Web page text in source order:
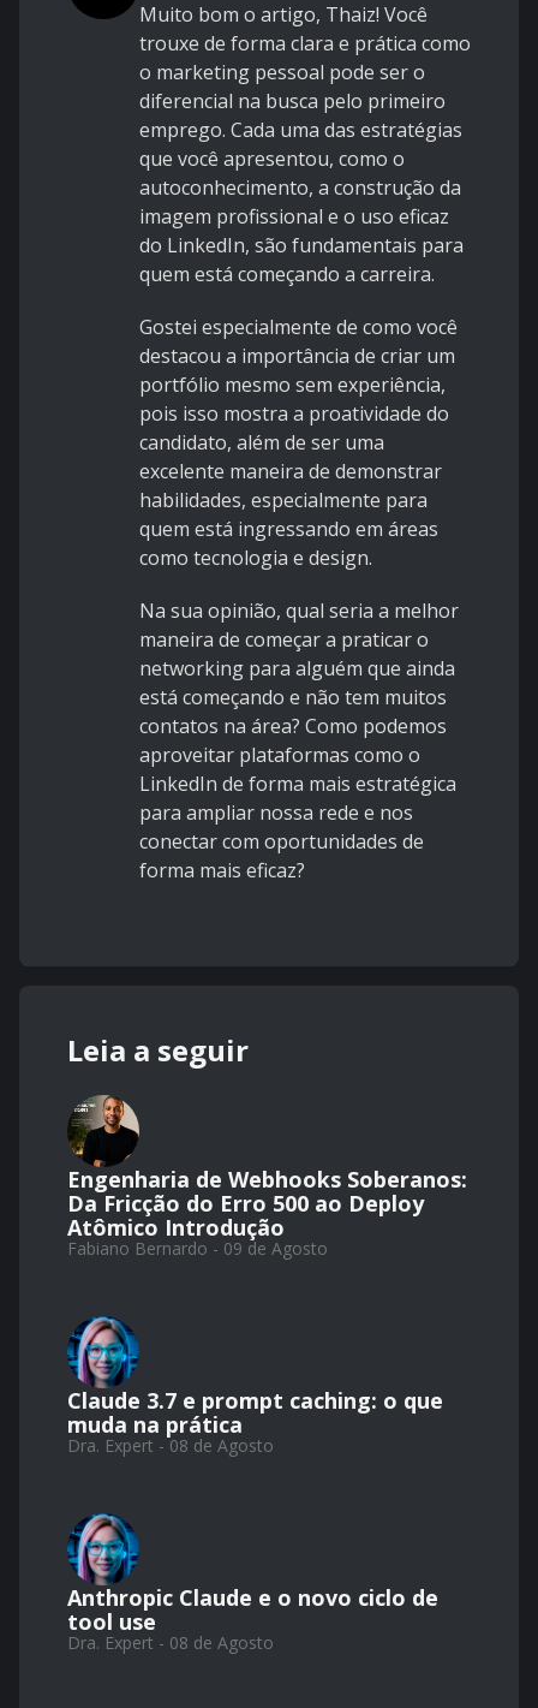
Muito bom o artigo, Thaiz! Você
trouxe de forma clara e prática como
o marketing pessoal pode ser o
diferencial na busca pelo primeiro
emprego. Cada uma das estratégias
que você apresentou, como o
autoconhecimento, a construção da
imagem profissional e o uso eficaz
do LinkedIn, são fundamentais para
quem está começando a carreira.
Gostei especialmente de como você
destacou a importância de criar um
portfólio mesmo sem experiência,
pois isso mostra a proatividade do
candidato, além de ser uma
excelente maneira de demonstrar
habilidades, especialmente para
quem está ingressando em áreas
como tecnologia e design.
Na sua opinião, qual seria a melhor
maneira de começar a praticar o
networking para alguém que ainda
está começando e não tem muitos
contatos na área? Como podemos
aproveitar plataformas como o
LinkedIn de forma mais estratégica
para ampliar nossa rede e nos
conectar com oportunidades de
forma mais eficaz?
Leia a seguir
Engenharia de Webhooks Soberanos:
Da Fricção do Erro 500 ao Deploy
Atômico Introdução
Fabiano Bernardo - 09 de Agosto
Claude 3.7 e prompt caching: o que
muda na prática
Dra. Expert - 08 de Agosto
Anthropic Claude e o novo ciclo de
tool use
Dra. Expert - 08 de Agosto